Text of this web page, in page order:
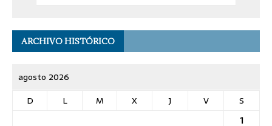
ARCHIVO HISTÓRICO
agosto 2026
D
L M X J V
S
1